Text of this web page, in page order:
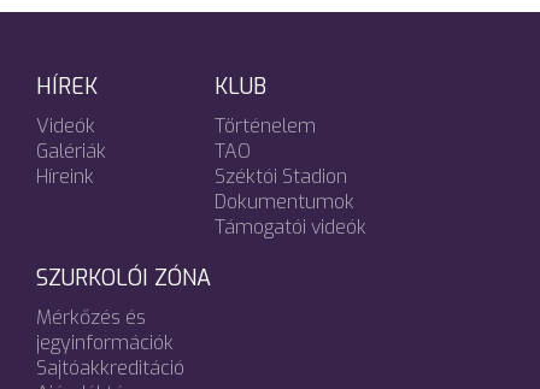
HÍREK
Videók
Galériák
Híreink
KLUB
Történelem
TAO
Széktói Stadion
Dokumentumok
Támogatói videók
SZURKOLÓI ZÓNA
Mérkőzés és
jegyinformációk
Sajtóakkreditáció